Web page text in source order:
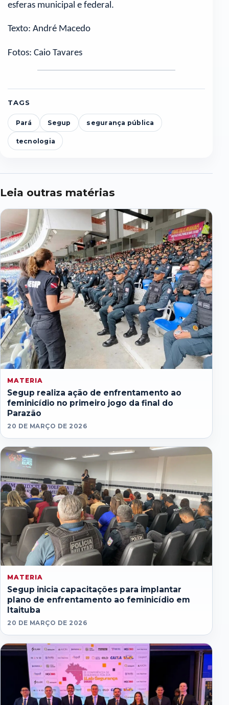
esferas municipal e federal.
Texto: André Macedo
Fotos: Caio Tavares
TAGS
Pará Segup segurança pública
tecnologia
Leia outras matérias
MATERIA
Segup realiza ação de enfrentamento ao
feminicídio no primeiro jogo da final do
Parazão
20 DE MARÇO DE 2026
MATERIA
Segup inicia capacitações para implantar
plano de enfrentamento ao feminicídio em
Itaituba
20 DE MARÇO DE 2026